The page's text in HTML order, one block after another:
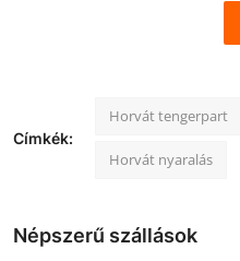
Címkék:
Horvát tengerpart
Horvát nyaralás
Népszerű szállások